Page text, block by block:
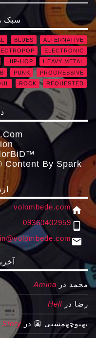
سبک
ALTERNATIVE
BLUES
ELECTRONIC
HEAVY METAL
HIP-HOP
PROGRESSIVE
PUNK
REQUESTED
ROCK
Content By Spark
home
volombede.com
phone_android
09360402959
email
محمد در Amina
رضا در Hell
بهتوچهمشتی 👺 در Story